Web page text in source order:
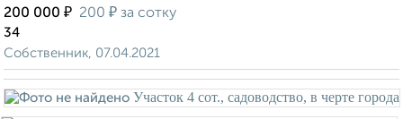
200 000 ₽ 200 ₽ за сотку
34
Собственник, 07.04.2021